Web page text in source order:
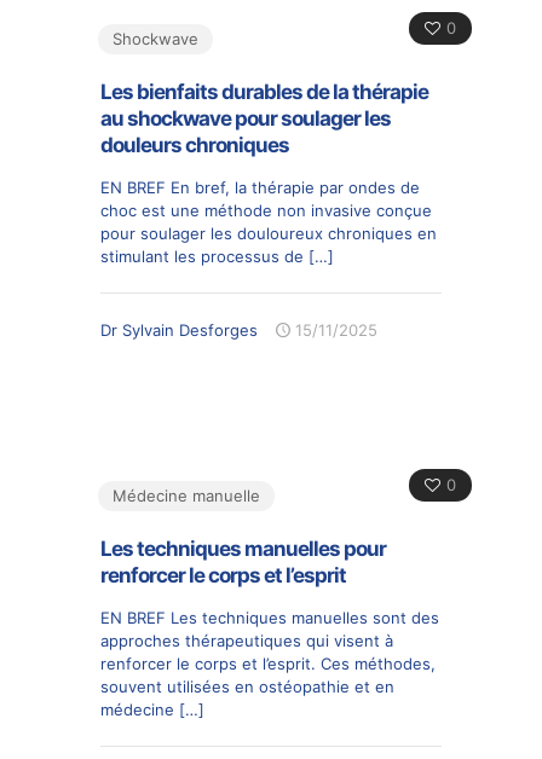
0
Shockwave
Les bienfaits durables de la thérapie
au shockwave pour soulager les
douleurs chroniques
EN BREF En bref, la thérapie par ondes de
choc est une méthode non invasive conçue
pour soulager les douloureux chroniques en
stimulant les processus de […]
Dr Sylvain Desforges 15/11/2025
0
Médecine manuelle
Les techniques manuelles pour
renforcer le corps et l’esprit
EN BREF Les techniques manuelles sont des
approches thérapeutiques qui visent à
renforcer le corps et l’esprit. Ces méthodes,
souvent utilisées en ostéopathie et en
médecine […]